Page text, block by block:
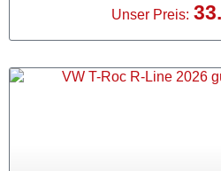
Unser Preis: